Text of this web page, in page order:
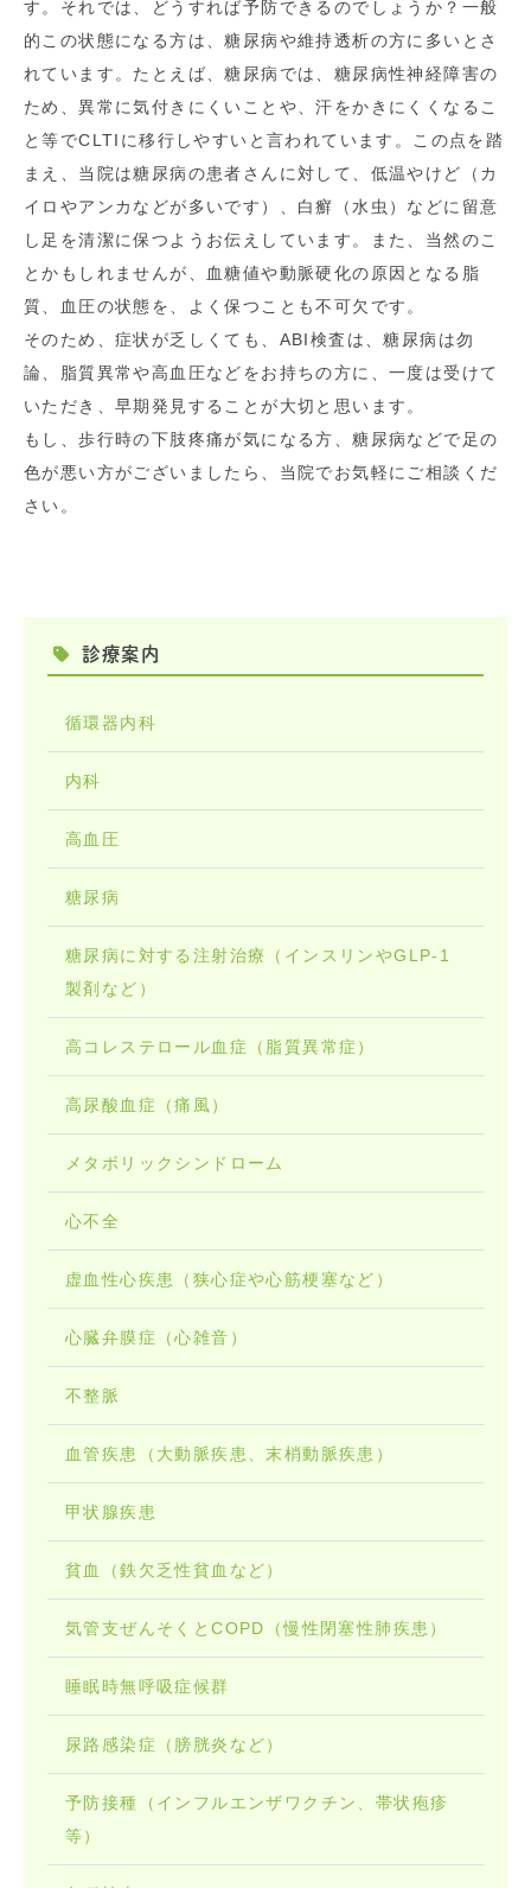
す。それでは、どうすれば予防できるのでしょうか？一般
的この状態になる方は、糖尿病や維持透析の方に多いとさ
れています。たとえば、糖尿病では、糖尿病性神経障害の
ため、異常に気付きにくいことや、汗をかきにくくなるこ
と等でCLTIに移行しやすいと言われています。この点を踏
まえ、当院は糖尿病の患者さんに対して、低温やけど（カ
イロやアンカなどが多いです）、白癬（水虫）などに留意
し足を清潔に保つようお伝えしています。また、当然のこ
とかもしれませんが、血糖値や動脈硬化の原因となる脂
質、血圧の状態を、よく保つことも不可欠です。
そのため、症状が乏しくても、ABI検査は、糖尿病は勿
論、脂質異常や高血圧などをお持ちの方に、一度は受けて
いただき、早期発見することが大切と思います。
もし、歩行時の下肢疼痛が気になる方、糖尿病などで足の
色が悪い方がございましたら、当院でお気軽にご相談くだ
さい。
診療案内
循環器内科
内科
高血圧
糖尿病
糖尿病に対する注射治療（インスリンやGLP-1
製剤など）
高コレステロール血症（脂質異常症）
高尿酸血症（痛風）
メタボリックシンドローム
心不全
虚血性心疾患（狭心症や心筋梗塞など）
心臓弁膜症（心雑音）
不整脈
血管疾患（大動脈疾患、末梢動脈疾患）
甲状腺疾患
貧血（鉄欠乏性貧血など）
気管支ぜんそくとCOPD（慢性閉塞性肺疾患）
睡眠時無呼吸症候群
尿路感染症（膀胱炎など）
予防接種（インフルエンザワクチン、帯状疱疹
等）